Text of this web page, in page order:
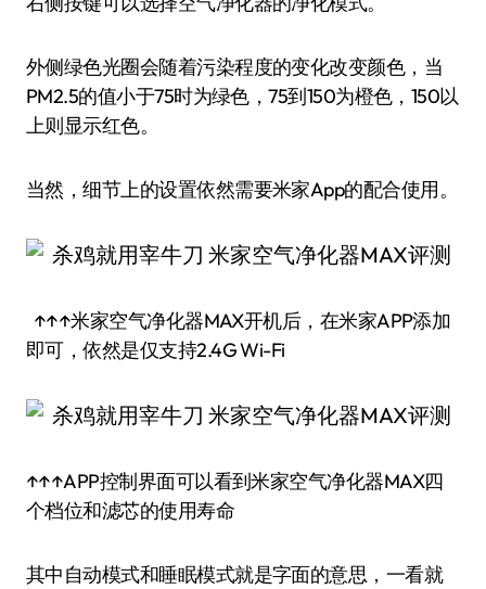
外侧绿色光圈会随着污染程度的变化改变颜色，当
PM2.5的值小于75时为绿色，75到150为橙色，150以
上则显示红色。
当然，细节上的设置依然需要米家App的配合使用。
↑↑↑米家空气净化器MAX开机后，在米家APP添加
即可，依然是仅支持2.4G Wi-Fi
↑↑↑APP控制界面可以看到米家空气净化器MAX四
个档位和滤芯的使用寿命
其中自动模式和睡眠模式就是字面的意思，一看就